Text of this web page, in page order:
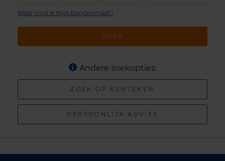
ZOEK
Waar vind ik mijn bandenmaat?
Andere zoekopties:
ZOEK OP KENTEKEN
PERSOONLIJK ADVIES